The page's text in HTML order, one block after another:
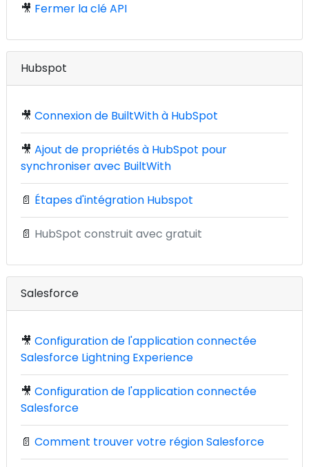
🎥 Fermer la clé API
Hubspot
🎥 Connexion de BuiltWith à HubSpot
🎥 Ajout de propriétés à HubSpot pour
synchroniser avec BuiltWith
📄 Étapes d'intégration Hubspot
📄 HubSpot construit avec gratuit
Salesforce
🎥 Configuration de l'application connectée
Salesforce Lightning Experience
🎥 Configuration de l'application connectée
Salesforce
📄 Comment trouver votre région Salesforce